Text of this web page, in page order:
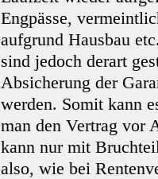
Engpässe,
aufgrund Hausbau
sind jedoch derart
Absicherung der
werden. Somit kann
man den Vertrag vor
kann nur mit
also, wie bei